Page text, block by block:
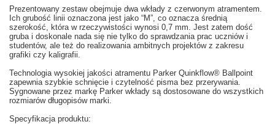
Prezentowany zestaw obejmuje dwa wkłady z czerwonym atramentem.
Ich grubość linii oznaczona jest jako “M”, co oznacza średnią
szerokość, która w rzeczywistości wynosi 0,7 mm. Jest zatem dość
gruba i doskonale nada się nie tylko do sprawdzania prac uczniów i
studentów, ale też do realizowania ambitnych projektów z zakresu
grafiki czy kaligrafii.
Technologia wysokiej jakości atramentu Parker Quinkflow® Ballpoint
zapewnia szybkie schnięcie i czytelność pisma bez przerywania.
Sygnowane przez markę Parker wkłady są dostosowane do wszystkich
rozmiarów długopisów marki.
Specyfikacja produktu: